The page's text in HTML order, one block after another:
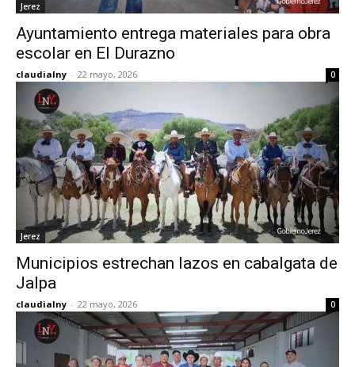
Jerez
Ayuntamiento entrega materiales para obra
escolar en El Durazno
claudialny - 22 mayo, 2026 0
Jerez
Municipios estrechan lazos en cabalgata de
Jalpa
claudialny - 22 mayo, 2026 0